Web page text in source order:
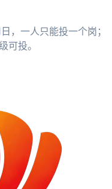
，一人只能投一个岗；
可投。